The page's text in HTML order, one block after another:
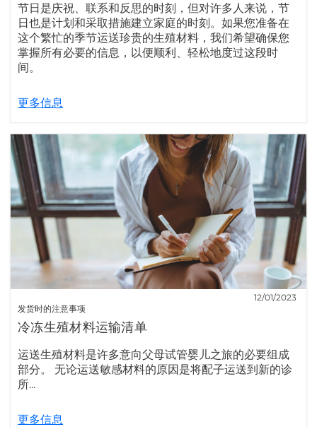
节日是庆祝、联系和反思的时刻，但对许多人来说，节
日也是计划和采取措施建立家庭的时刻。如果您准备在
这个繁忙的季节运送珍贵的生殖材料，我们希望确保您
掌握所有必要的信息，以便顺利、轻松地度过这段时
间。
更多信息
发货时的注意事项
12/01/2023
冷冻生殖材料运输清单
运送生殖材料是许多意向父母试管婴儿之旅的必要组成
部分。 无论运送敏感材料的原因是将配子运送到新的诊
所...
更多信息